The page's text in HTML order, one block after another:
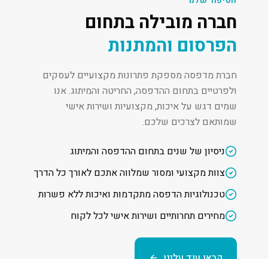
חברה מובילה בתחום
הפרסום והמתנות
חברת מדפסה מספקת פתרונות מקצועיים לעסקים
ולפרטיים בתחום ההדפסה, החריטה והמיתוג. אנו
שמים דגש על איכות, מקצועיות ושירות אישי
שמותאם לצרכים שלכם.
ניסיון של שנים בתחום ההדפסה והמיתוג
צוות מקצועי ומסור שמלווה אתכם לאורך כל הדרך
טכנולוגיות הדפסה מתקדמות ואיכות ללא פשרות
מחירים תחרותיים ושירות אישי לכל לקוח